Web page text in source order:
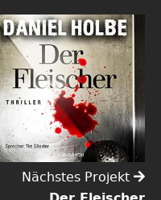
Nächstes Projekt